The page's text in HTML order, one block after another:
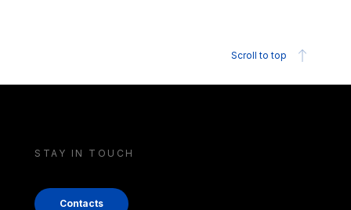
Scroll to top
STAY IN TOUCH
Contacts